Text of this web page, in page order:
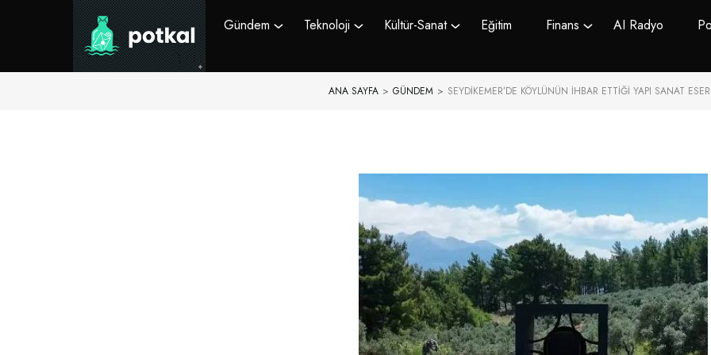
Gündem Teknoloji Kültür-Sanat Eğitim Finans AI Radyo
ANA SAYFA > GÜNDEM > SEYDIKEMER’DE KÖYLÜNÜN İHBAR ETTIĞI YAPI SANAT